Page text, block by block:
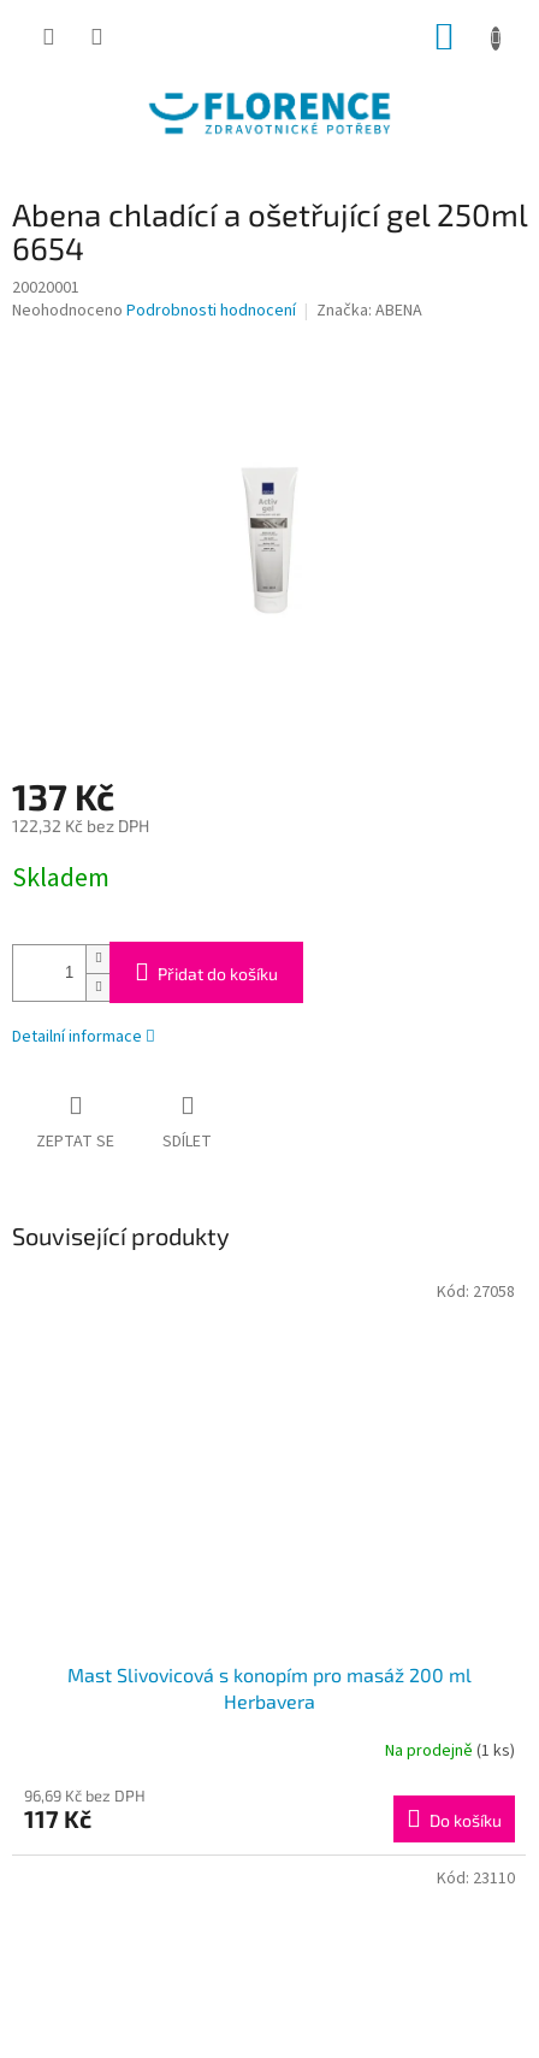
Abena chladící a ošetřující gel 250ml
6654
20020001
Průměrné
Neohodnoceno Podrobnosti hodnocení Značka: ABENA
137 Kč
122,32 Kč bez DPH
cena:
Skladem
Přidat do košíku
Detailní informace
ZEPTAT SE SDÍLET
Související produkty
Mast Slivovicová s konopím pro masáž 200 ml
Herbavera
Na prodejně (1 ks)
96,69 Kč bez DPH
117 Kč Do košíku
Kód: 27058
Kód: 23110